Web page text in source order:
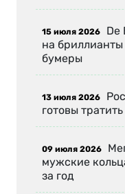
15 июля 2026 De
на
бумеры
13 июля 2026
готовы
09 июля 2026
мужские
за год